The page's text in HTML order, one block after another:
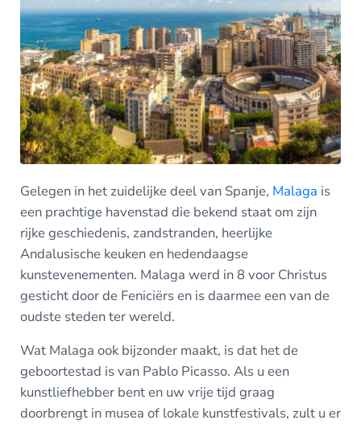
Gelegen in het zuidelijke deel van Spanje, Malaga is
een prachtige havenstad die bekend staat om zijn
rijke geschiedenis, zandstranden, heerlijke
Andalusische keuken en hedendaagse
kunstevenementen. Malaga werd in 8 voor Christus
gesticht door de Feniciërs en is daarmee een van de
oudste steden ter wereld.
Wat Malaga ook bijzonder maakt, is dat het de
geboortestad is van Pablo Picasso. Als u een
kunstliefhebber bent en uw vrije tijd graag
doorbrengt in musea of lokale kunstfestivals, zult u er